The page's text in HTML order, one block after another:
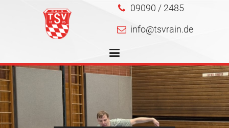
09090 / 2485
info@tsvrain.de